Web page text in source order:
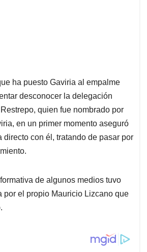
ha puesto Gaviria al empalme
desconocer la delegación
quien fue nombrado por
en un primer momento aseguró
directo con él, tratando de pasar por
de algunos medios tuvo
por el propio Mauricio Lizcano que